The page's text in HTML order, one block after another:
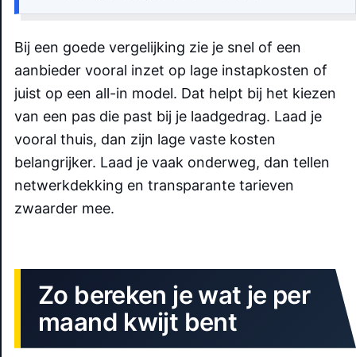
Bij een goede vergelijking zie je snel of een
aanbieder vooral inzet op lage instapkosten of
juist op een all-in model. Dat helpt bij het kiezen
van een pas die past bij je laadgedrag. Laad je
vooral thuis, dan zijn lage vaste kosten
belangrijker. Laad je vaak onderweg, dan tellen
netwerkdekking en transparante tarieven
zwaarder mee.
Zo bereken je wat je per
maand kwijt bent